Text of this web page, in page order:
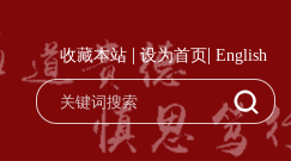
收藏本站|设为首页| English